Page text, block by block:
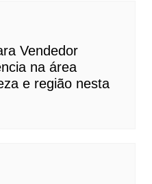
Vendedor
na área
e região nesta